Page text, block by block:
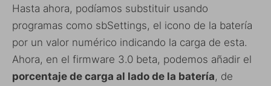
Hasta ahora, podíamos substituir usando
programas como sbSettings, el icono de la batería
por un valor numérico indicando la carga de esta.
Ahora, en el firmware 3.0 beta, podemos añadir el
porcentaje de carga al lado de la batería, de